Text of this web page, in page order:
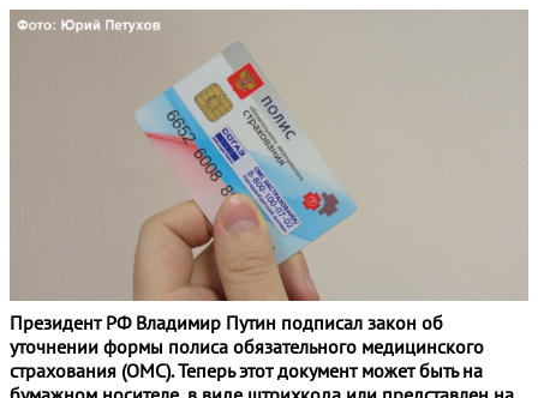
Президент РФ Владимир Путин подписал закон об
уточнении формы полиса обязательного медицинского
страхования (ОМС). Теперь этот документ может быть на